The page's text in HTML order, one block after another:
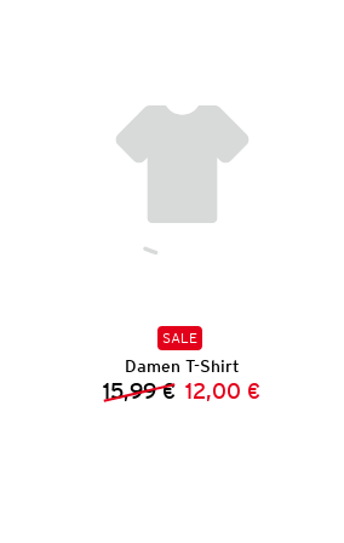
SALE
Damen T-Shirt
Vorheriger Preis:
15,99 € Neuer Preis:
12,00 €